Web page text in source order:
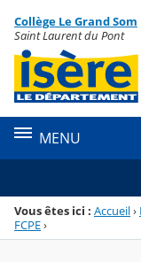
Menu de la rubrique
Contenu
Collège Le Grand Som
Saint Laurent du Pont
MENU
Vous êtes ici : Accueil›
FCPE›